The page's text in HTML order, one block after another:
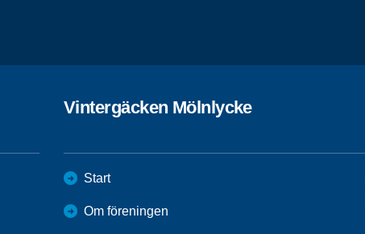
Vintergäcken Mölnlycke
Start
Om föreningen